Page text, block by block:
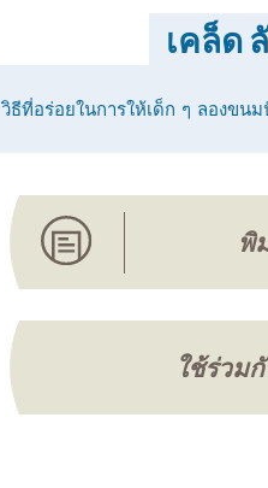
เคล็ด
วิธีที่อร่อยในการให้เด็ก ๆ ลองขน
พิ
ใช้ร่วม